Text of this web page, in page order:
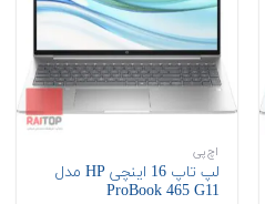
اچ‌پی
لپ تاپ 16 اینچی HP مدل
ProBook 465 G11